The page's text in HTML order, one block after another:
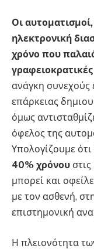
Οι
ηλεκτρονική
χρόνο που
γραφειοκρατικές
ανάγκη συνεχούς
επάρκειας
όμως
όφελος της
Υπολογίζουμε ότι
40% χρόνου
μπορεί και
με τον ασθενή,
επιστημονική
Η πλειονότητα